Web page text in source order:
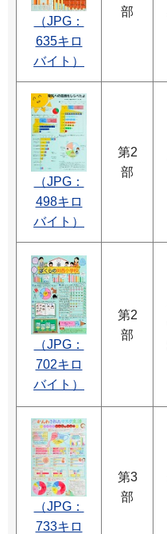
（JPG：
635キロ
バイト）
部
（JPG：
498キロ
バイト）
第2
部
（JPG：
702キロ
バイト）
第2
部
（JPG：
733キロ
第3
部